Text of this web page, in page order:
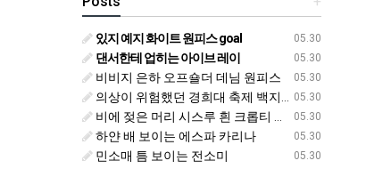
05.30
있지 예지 화이트 원피스 goal
05.30
댄서한테 업히는 아이브 레이
05.30
비비지 은하 오프숄더 데님 원피스
05.30
의상이 위험했던 경희대 축제 백지헌
05.30
비에 젖은 머리 시스루 흰 크롭티 에스파 닝닝
05.30
하얀 배 보이는 에스파 카리나
05.30
민소매 틈 보이는 전소미